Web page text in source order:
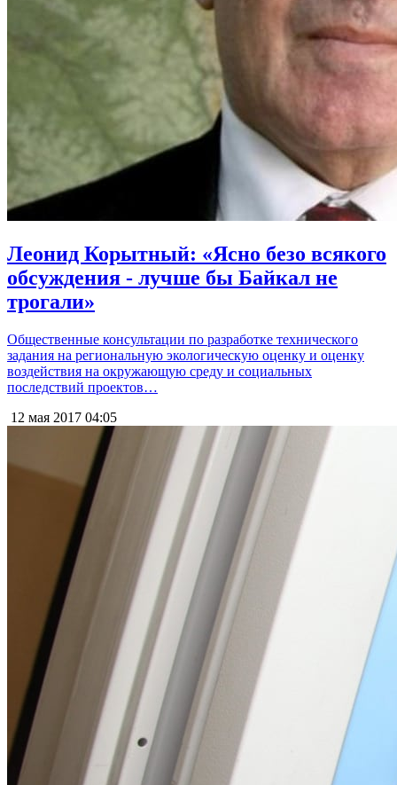
Леонид Корытный: «Ясно безо всякого
обсуждения - лучше бы Байкал не
трогали»
Общественные консультации по разработке технического
задания на региональную экологическую оценку и оценку
воздействия на окружающую среду и социальных
последствий проектов…
12 мая 2017 04:05